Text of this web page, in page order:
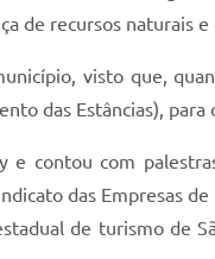
de recursos naturais
visto que,
das Estâncias),
contou com
das Empresas
de turismo de